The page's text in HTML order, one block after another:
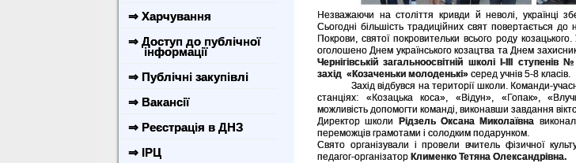
⇒ Харчування
⇒ Доступ до публічної
інформації
⇒ Публічні закупівлі
⇒ Вакансії
⇒ Реєстрація в ДНЗ
⇒ ІРЦ
Незважаючи на століття кривди й неволі, українці
Сьогодні більшість традиційних свят повертається
Покрови, святої покровительки всього роду
оголошено Днем українського козацтва та Днем
Чернігівській загальноосвітній школі І-ІІІ ступенів
захід «Козаченьки молоденькі» серед учнів 5-8 класів.
Захід відбувся на території школи. Команди-
станціях: «Козацька коса», «Відун», «Гопак»,
можливість допомогти команді, виконавши завдання
Директор школи
Рідзель Оксана Миколаївна
переможців грамотами і солодким подарунком.
Свято організували і провели вчитель фізичної
педагог-організатор Клименко Тетяна Олександрівна.